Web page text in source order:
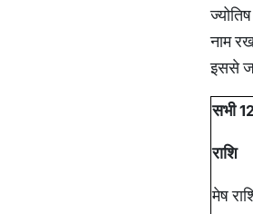
नाम
इससे
सभी
राशि
मेष